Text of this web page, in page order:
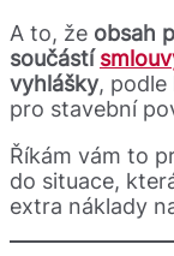
A to, že obsah
součástí
vyhlášky,
pro stavební
Říkám vám to
do situace,
extra náklady